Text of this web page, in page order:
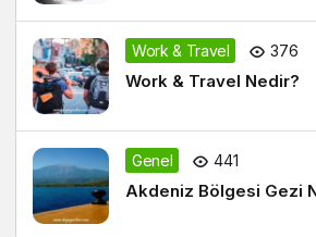
Work & Travel 376
Work & Travel Nedir?
Genel 441
Akdeniz Bölgesi Gezi